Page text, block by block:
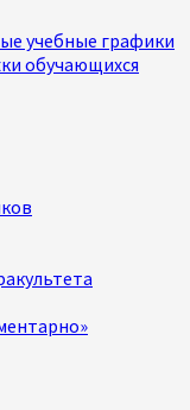
учебные графики
обучающихся